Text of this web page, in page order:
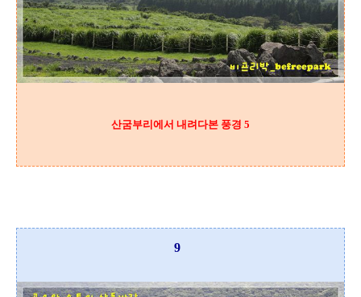
산굼부리에서 내려다본 풍경 5
9